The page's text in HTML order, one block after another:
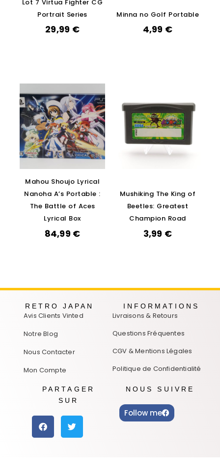
Lot 7 Virtua Fighter CG
Portrait Series
29,99 €
Minna no Golf Portable
4,99 €
Mahou Shoujo Lyrical
Nanoha A’s Portable :
The Battle of Aces
Lyrical Box
84,99 €
Mushiking The King of
Beetles: Greatest
Champion Road
3,99 €
RETRO JAPAN
Avis Clients Vinted
Notre Blog
Nous Contacter
Mon Compte
INFORMATIONS
Livraisons & Retours
Questions Fréquentes
CGV & Mentions Légales
Politique de Confidentialité
PARTAGER
SUR
NOUS SUIVRE
Follow me